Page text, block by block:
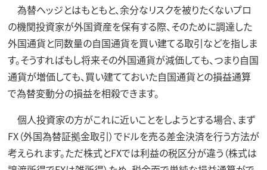
為替ヘッジとはもともと、余分なリスクを被りたくないプロ
の機関投資家が外国資産を保有する際、そのために調達した
外国通貨と同数量の自国通貨を買い建てる取引などを指しま
す。そうすればもし将来その外国通貨が減価しても、つまり自国
通貨が増価しても、買い建てておいた自国通貨との損益通算
で為替変動分の損益を相殺できます。
個人投資家の方がこれに近いことをしようとする場合、まず
FX（外国為替証拠金取引）でドルを売る差金決済を行う方法が
考えられます。ただ株式とFXでは利益の税区分が違う（株式は